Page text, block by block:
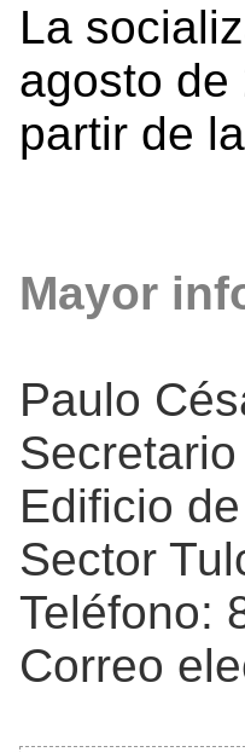
La
agosto de
partir de
Mayor
Paulo
Edificio
Sector
Teléfono:
Correo